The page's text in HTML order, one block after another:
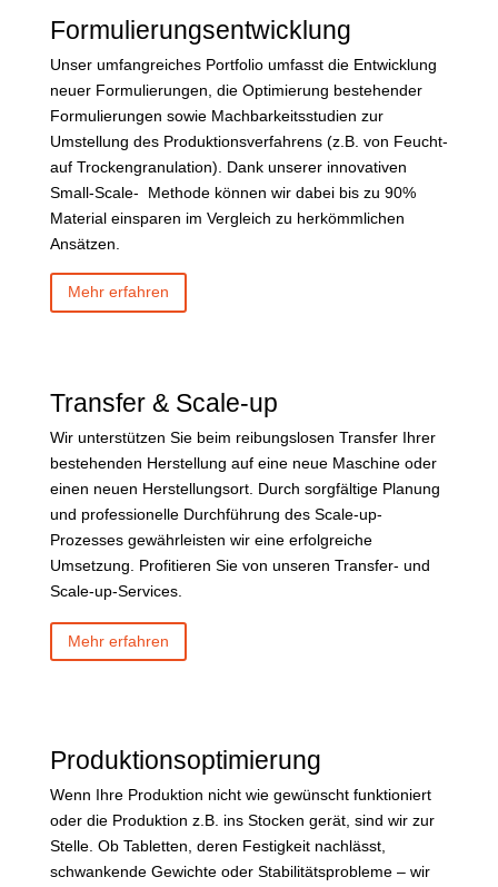
Formulierungsentwicklung
Unser umfangreiches Portfolio umfasst die Entwicklung
neuer Formulierungen, die Optimierung bestehender
Formulierungen sowie Machbarkeitsstudien zur
Umstellung des Produktionsverfahrens (z.B. von Feucht-
auf Trockengranulation). Dank unserer innovativen
Small-Scale- Methode können wir dabei bis zu 90%
Material einsparen im Vergleich zu herkömmlichen
Ansätzen.
Mehr erfahren
Transfer & Scale-up
Wir unterstützen Sie beim reibungslosen Transfer Ihrer
bestehenden Herstellung auf eine neue Maschine oder
einen neuen Herstellungsort. Durch sorgfältige Planung
und professionelle Durchführung des Scale-up-
Prozesses gewährleisten wir eine erfolgreiche
Umsetzung. Profitieren Sie von unseren Transfer- und
Scale-up-Services.
Mehr erfahren
Produktionsoptimierung
Wenn Ihre Produktion nicht wie gewünscht funktioniert
oder die Produktion z.B. ins Stocken gerät, sind wir zur
Stelle. Ob Tabletten, deren Festigkeit nachlässt,
schwankende Gewichte oder Stabilitätsprobleme – wir